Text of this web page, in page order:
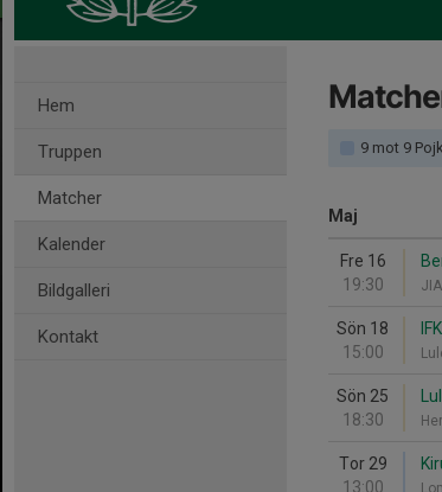
Hem
Truppen
Matcher
Kalender
Bildgalleri
Kontakt
9 mot 9
Maj
Fre 16
19:30
Sön 18
15:00
Sön 25
18:30
Tor 29
13:00